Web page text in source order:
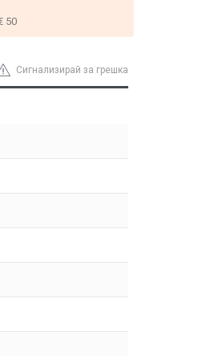
50
Сигнализирай за грешка